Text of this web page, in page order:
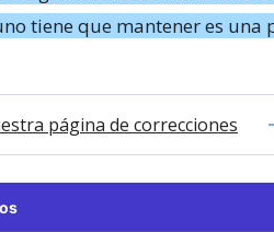
tiene que mantener es una
página de correcciones